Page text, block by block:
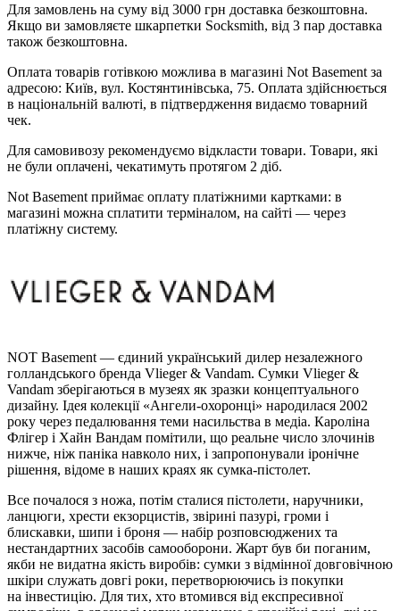
Для замовлень на суму від 3000 грн доставка безкоштовна.
Якщо ви замовляєте шкарпетки Socksmith, від 3 пар доставка
також безкоштовна.
Оплата товарів готівкою можлива в магазині Not Basement за
адресою: Київ, вул. Костянтинівська, 75. Оплата здійснюється
в національній валюті, в підтвердження видаємо товарний
чек.
Для самовивозу рекомендуємо відкласти товари. Товари, які
не були оплачені, чекатимуть протягом 2 діб.
Not Basement приймає оплату платіжними картками: в
магазині можна сплатити терміналом, на сайті — через
платіжну систему.
NOT Basement — єдиний український дилер незалежного
голландського бренда Vlieger & Vandam. Сумки Vlieger &
Vandam зберігаються в музеях як зразки концептуального
дизайну. Ідея колекції «Ангели-охоронці» народилася 2002
року через педалювання теми насильства в медіа. Кароліна
Флігер і Хайн Вандам помітили, що реальне число злочинів
нижче, ніж паніка навколо них, і запропонували іронічне
рішення, відоме в наших краях як сумка-пістолет.
Все почалося з ножа, потім сталися пістолети, наручники,
ланцюги, хрести екзорцистів, звірині пазурі, громи і
блискавки, шипи і броня — набір розповсюджених та
нестандартних засобів самооборони. Жарт був би поганим,
якби не видатна якість виробів: сумки з відмінної довговічною
шкіри служать довгі роки, перетворюючись із покупки
на інвестицію. Для тих, хто втомився від експресивної